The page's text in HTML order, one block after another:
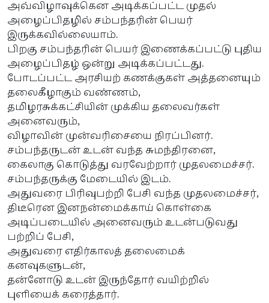
அவ்விழாவுக்கென அடிக்கப்பட்ட முதல்
அழைப்பிதழில் சம்பந்தரின் பெயர்
இருக்கவில்லையாம்.
பிறகு சம்பந்தரின் பெயர் இணைக்கப்பட்டு புதிய
அழைப்பிதழ் ஒன்று அடிக்கப்பட்டது.
போடப்பட்ட அரசியற் கணக்குகள் அத்தனையும்
தலைகீழாகும் வண்ணம்,
தமிழரசுக்கட்சியின் முக்கிய தலைவர்கள்
அனைவரும்,
விழாவின் முன்வரிசையை நிரப்பினர்.
சம்பந்தருடன் உடன் வந்த சுமந்திரனை,
கைலாகு கொடுத்து வரவேற்றார் முதலமைச்சர்.
சம்பந்தருக்கு மேடையில் இடம்.
அதுவரை பிரிவுபற்றி பேசி வந்த முதலமைச்சர்,
திடீரென இனநன்மைக்காய் கொள்கை
அடிப்படையில் அனைவரும் உடன்படுவது
பற்றிப் பேசி,
அதுவரை எதிர்காலத் தலைமைக்
கனவுகளுடன்,
தன்னோடு உடன் இருந்தோர் வயிற்றில்
புளியைக் கரைத்தார்.